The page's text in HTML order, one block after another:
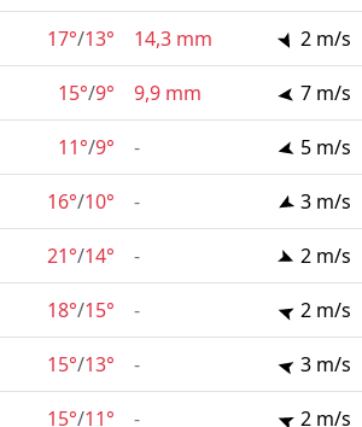
17°/13° 14,3 mm 2 m/s
15°/9° 9,9 mm 7 m/s
11°/9° - 5 m/s
16°/10° - 3 m/s
21°/14° - 2 m/s
18°/15° - 2 m/s
15°/13° - 3 m/s
15°/11° - 2 m/s